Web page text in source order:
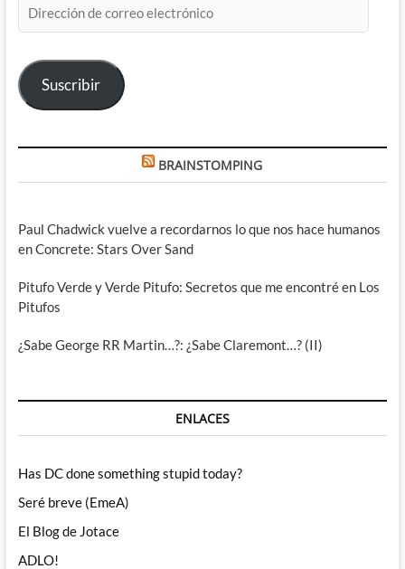
de
electrónico
Suscribir
BRAINSTOMPING
Paul Chadwick vuelve a recordarnos lo que nos hace humanos
en Concrete: Stars Over Sand
Pitufo Verde y Verde Pitufo: Secretos que me encontré en Los
Pitufos
¿Sabe George RR Martin…?: ¿Sabe Claremont…? (II)
ENLACES
Has DC done something stupid today?
Seré breve (EmeA)
El Blog de Jotace
ADLO!